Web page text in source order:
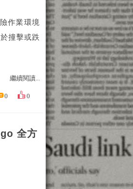
作業環境
撞擊或跌
繼續閱讀...
0 0
全方